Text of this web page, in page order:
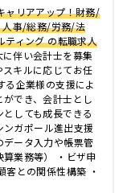
ャリアアップ！財務/
人事/総務/労務/法
ティング の転職求人
伴い会計士を募集
スキルに応じてお任
る企業様の支援によ
でき、会計士とし
しても成長できる
ンガポール進出支援
データ入力や帳票管
業務等） ・ビザ申
客との関係性構築 ・